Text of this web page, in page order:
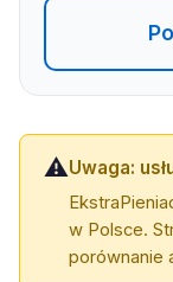
⚠️Uwaga:
w Polsce.
porównanie